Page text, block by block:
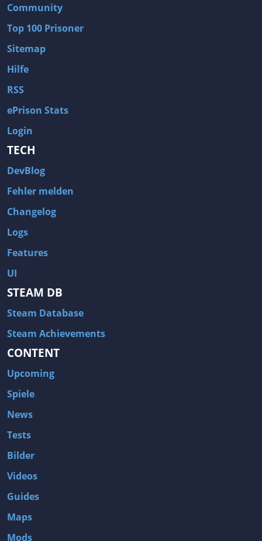
Community
Top 100 Prisoner
Sitemap
Hilfe
RSS
ePrison Stats
Login
TECH
DevBlog
Fehler melden
Changelog
Logs
Features
UI
STEAM DB
Steam Database
Steam Achievements
CONTENT
Upcoming
Spiele
News
Tests
Bilder
Videos
Guides
Maps
Mods